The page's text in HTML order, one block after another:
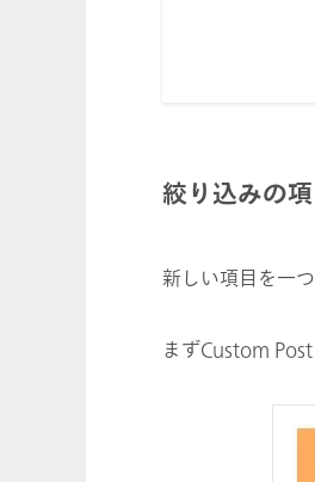
絞り込みの
新しい項目を一
まずCustom